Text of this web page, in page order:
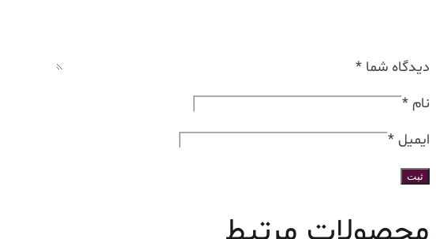
دیدگاه شما *
نام *
ایمیل *